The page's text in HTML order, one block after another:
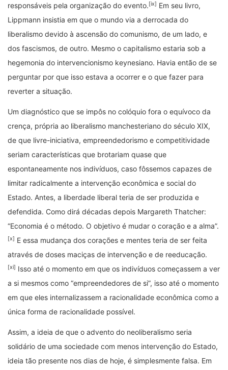
responsáveis pela organização do evento. [ix] Em seu livro,
Lippmann insistia em que o mundo via a derrocada do
liberalismo devido à ascensão do comunismo, de um lado, e
dos fascismos, de outro. Mesmo o capitalismo estaria sob a
hegemonia do intervencionismo keynesiano. Havia então de se
perguntar por que isso estava a ocorrer e o que fazer para
reverter a situação.
Um diagnóstico que se impôs no colóquio fora o equívoco da
crença, própria ao liberalismo manchesteriano do século XIX,
de que livre-iniciativa, empreendedorismo e competitividade
seriam características que brotariam quase que
espontaneamente nos indivíduos, caso fôssemos capazes de
limitar radicalmente a intervenção econômica e social do
Estado. Antes, a liberdade liberal teria de ser produzida e
defendida. Como dirá décadas depois Margareth Thatcher:
“Economia é o método. O objetivo é mudar o coração e a alma”.
[x] E essa mudança dos corações e mentes teria de ser feita
através de doses maciças de intervenção e de reeducação.
[xi] Isso até o momento em que os indivíduos começassem a ver
a si mesmos como “empreendedores de si”, isso até o momento
em que eles internalizassem a racionalidade econômica como a
única forma de racionalidade possível.
Assim, a ideia de que o advento do neoliberalismo seria
solidário de uma sociedade com menos intervenção do Estado,
ideia tão presente nos dias de hoje, é simplesmente falsa. Em